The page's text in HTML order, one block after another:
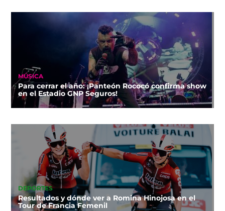
MÚSICA
Para cerrar el año: ¡Panteón Rococó confirma show
en el Estadio GNP Seguros!
DEPORTES
Resultados y dónde ver a Romina Hinojosa en el
Tour de Francia Femenil